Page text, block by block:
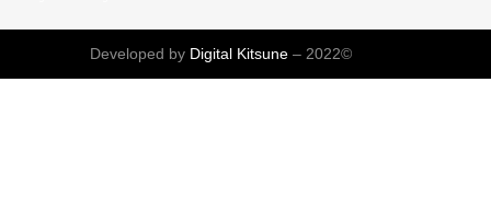
Developed by Digital Kitsune – 2022©